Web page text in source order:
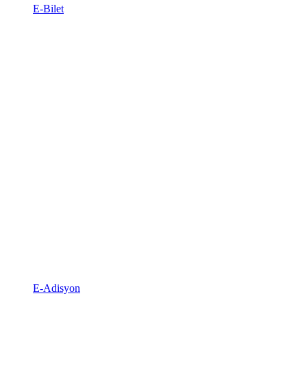
E-Bilet
E-Adisyon